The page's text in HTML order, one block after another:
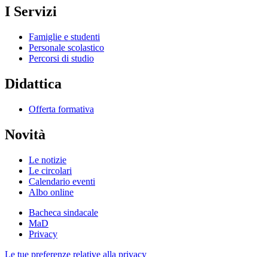
I Servizi
Famiglie e studenti
Personale scolastico
Percorsi di studio
Didattica
Offerta formativa
Novità
Le notizie
Le circolari
Calendario eventi
Albo online
Bacheca sindacale
MaD
Privacy
Le tue preferenze relative alla privacy